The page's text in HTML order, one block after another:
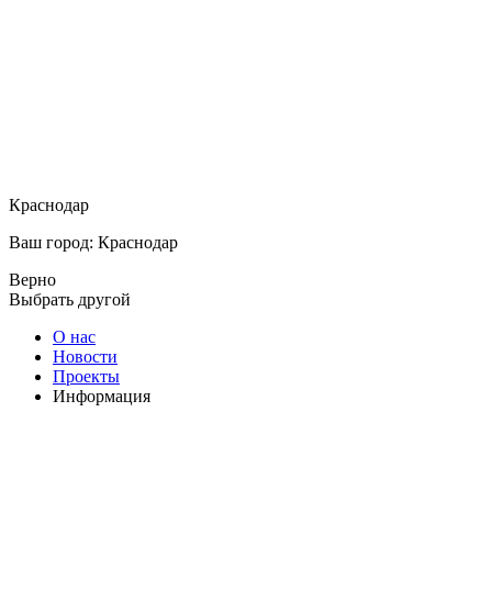
Краснодар
Ваш город: Краснодар
Верно
Выбрать другой
О нас
Новости
Проекты
Информация